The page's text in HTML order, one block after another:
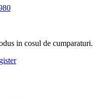
in cosul de cumparaturi.